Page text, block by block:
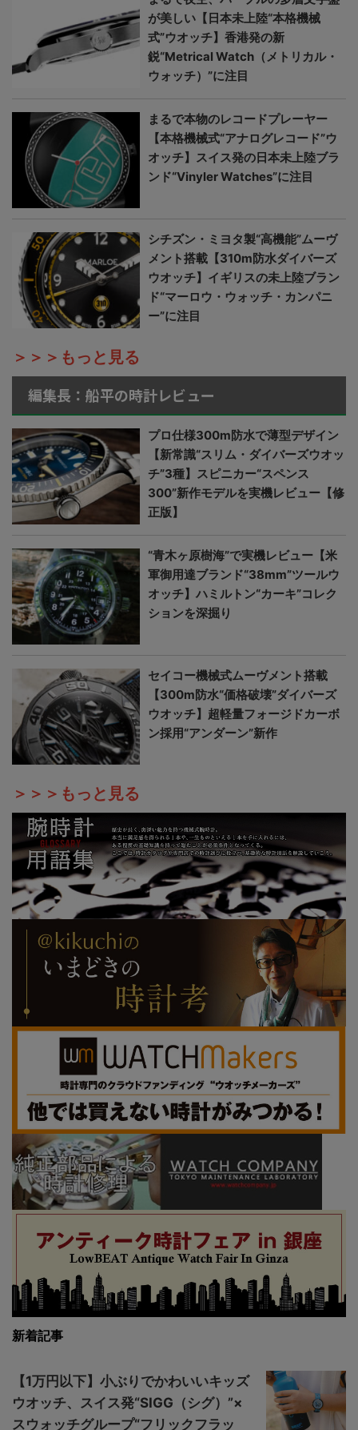
が美しい【日本未上陸“本格機械
式”ウオッチ】香港発の新
鋭“Metrical Watch（メトリカル・
ウォッチ）”に注目
まるで本物のレコードプレーヤー
【本格機械式“アナログレコード”ウ
オッチ】スイス発の日本未上陸ブラ
ンド“Vinyler Watches”に注目
シチズン・ミヨタ製“高機能”ムーヴ
メント搭載【310m防水ダイバーズ
ウオッチ】イギリスの未上陸ブラン
ド“マーロウ・ウォッチ・カンパニ
ー”に注目
＞＞＞もっと見る
編集長：船平の時計レビュー
プロ仕様300m防水で薄型デザイン
【新常識“スリム・ダイバーズウオッ
チ”3種】スピニカー“スペンス
300”新作モデルを実機レビュー【修
正版】
“青木ヶ原樹海”で実機レビュー【米
軍御用達ブランド“38mm”ツールウ
オッチ】ハミルトン“カーキ”コレク
ションを深掘り
セイコー機械式ムーヴメント搭載
【300m防水“価格破壊”ダイバーズ
ウオッチ】超軽量フォージドカーボ
ン採用“アンダーン”新作
＞＞＞もっと見る
新着記事
【1万円以下】小ぶりでかわいいキッズ
ウオッチ、スイス発“SIGG（シグ）”×
スウォッチグループ“フリックフラッ